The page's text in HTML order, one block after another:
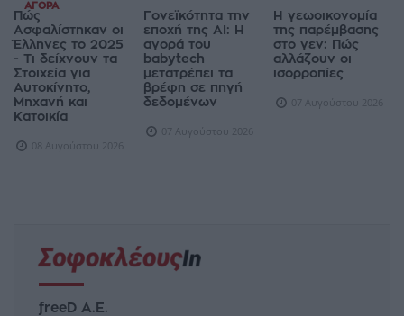
ΑΓΟΡΆ
Πώς
Ασφαλίστηκαν οι
Έλληνες το 2025
- Τι δείχνουν τα
Στοιχεία για
Αυτοκίνητο,
Μηχανή και
Κατοικία
08 Αυγούστου 2026
Γονεϊκότητα την
εποχή της AI: Η
αγορά του
babytech
μετατρέπει τα
βρέφη σε πηγή
δεδομένων
07 Αυγούστου 2026
Η γεωοικονομία
της παρέμβασης
στο γεν: Πώς
αλλάζουν οι
ισορροπίες
07 Αυγούστου 2026
freeD Α.Ε.